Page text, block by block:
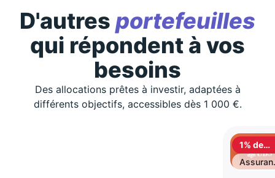
D'autres portefeuilles
qui répondent à vos
besoins
Des allocations prêtes à investir, adaptées à
différents objectifs, accessibles dès 1 000 €.
1% de